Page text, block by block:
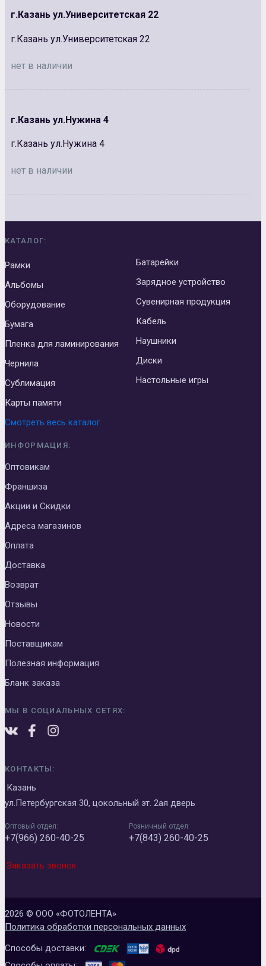
г.Казань ул.Университетская 22
г.Казань ул.Университетская 22
нет в наличии
г.Казань ул.Нужина 4
г.Казань ул.Нужина 4
нет в наличии
КАТАЛОГ:
Рамки
Альбомы
Оборудование
Бумага
Пленка для ламинирования
Чернила
Сублимация
Карты памяти
Батарейки
Зарядное устройство
Сувенирная продукция
Кабель
Наушники
Диски
Настольные игры
Смотреть весь каталог
ИНФОРМАЦИЯ:
Оптовикам
Франшиза
Акции и Скидки
Адреса магазинов
Оплата
Доставка
Возврат
Отзывы
Новости
Поставщикам
Полезная информация
Бланк заказа
МЫ В СОЦИАЛЬНЫХ СЕТЯХ:
КОНТАКТЫ:
Казань
ул.Петербургская 30, цокольный эт. 2ая дверь
Оптовый отдел:
+7(966) 260-40-25
Розничный отдел:
+7(843) 260-40-25
Заказать звонок
2026 © ООО «ФОТОЛЕНТА»
Политика обработки персональных данных
Способы доставки: